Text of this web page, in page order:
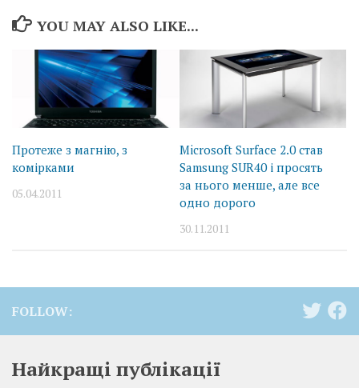
YOU MAY ALSO LIKE...
Протеже з магнію, з
комірками
05.04.2011
Microsoft Surface 2.0 став
Samsung SUR40 і просять
за нього менше, але все
одно дорого
30.11.2011
FOLLOW:
Найкращі публікації